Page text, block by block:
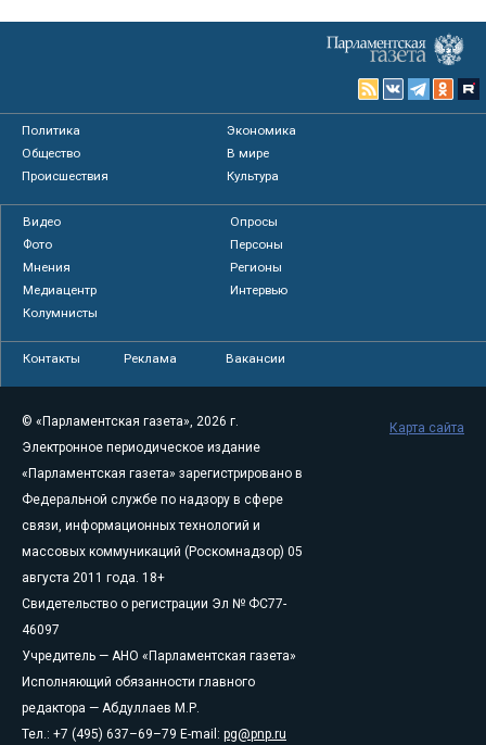
Политика
Экономика
Общество
В мире
Происшествия
Культура
Видео
Опросы
Фото
Персоны
Мнения
Регионы
Медиацентр
Интервью
Колумнисты
Контакты Реклама Вакансии
© «Парламентская газета», 2026 г.
Электронное периодическое издание
«Парламентская газета» зарегистрировано в
Федеральной службе по надзору в сфере
связи, информационных технологий и
массовых коммуникаций (Роскомнадзор) 05
августа 2011 года. 18+
Свидетельство о регистрации Эл № ФС77-
46097
Учредитель — АНО «Парламентская газета»
Исполняющий обязанности главного
редактора — Абдуллаев М.Р.
Тел.: +7 (495) 637–69–79 E-mail: pg@pnp.ru
Карта сайта